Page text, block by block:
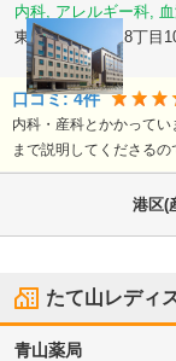
内科, アレルギー科, 血
東京都港区
赤坂8丁目
口コミ:4件
内科・産科とかかって
まで説明してくださるの
港区(
たて山レディ
青山薬局